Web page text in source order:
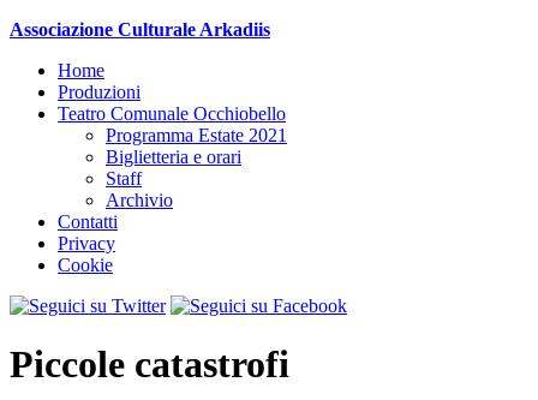
Associazione Culturale Arkadiis
Home
Produzioni
Teatro Comunale Occhiobello
Programma Estate 2021
Biglietteria e orari
Staff
Archivio
Contatti
Privacy
Cookie
Piccole catastrofi